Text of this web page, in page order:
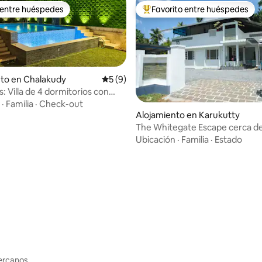
de 5. 39 evaluaciones
huéspedes
huéspedes
en Chalakudy Calificación promedio: 5 de 5. 9
5 (9)
Villa de 4 dormitorios con
sala de estar y pileta
· Familia · Check-out
Favorito entre los huéspedes
Favorito entre huéspedes
Alojamiento en Karukutty
The Whitegate Escape cerca
Apollo Karukutty
Ubicación · Familia · Estado